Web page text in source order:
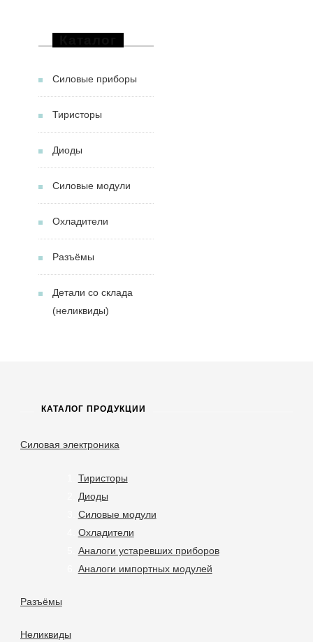
Силовые приборы
Тиристоры
Диоды
Силовые модули
Охладители
Разъёмы
Детали со склада
(неликвиды)
КАТАЛОГ ПРОДУКЦИИ
Силовая электроника
Тиристоры
Диоды
Силовые модули
Охладители
Аналоги устаревших приборов
Аналоги импортных модулей
Разъёмы
Неликвиды